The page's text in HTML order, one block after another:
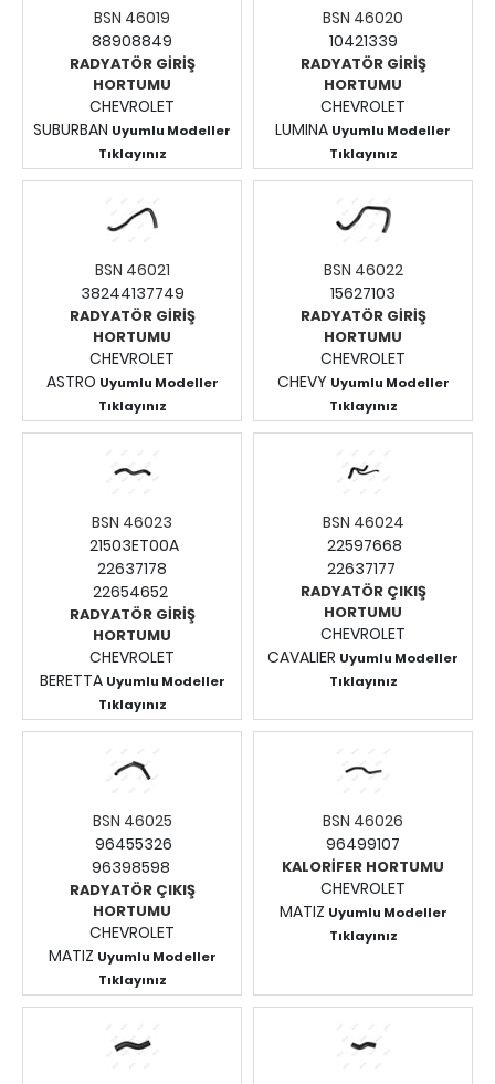
BSN 46019
88908849
RADYATÖR GİRİŞ
HORTUMU
CHEVROLET
SUBURBAN Uyumlu Modeller
Tıklayınız
Fiyatları Görmek İçin
Giriş Yapınız.
BSN 46020
10421339
RADYATÖR GİRİŞ
HORTUMU
CHEVROLET
LUMINA Uyumlu Modeller
Tıklayınız
Fiyatları Görmek İçin
Giriş Yapınız.
BSN 46021
38244137749
RADYATÖR GİRİŞ
HORTUMU
CHEVROLET
ASTRO Uyumlu Modeller
Tıklayınız
Fiyatları Görmek İçin
Giriş Yapınız.
BSN 46022
15627103
RADYATÖR GİRİŞ
HORTUMU
CHEVROLET
CHEVY Uyumlu Modeller
Tıklayınız
Fiyatları Görmek İçin
Giriş Yapınız.
BSN 46023
21503ET00A
22637178
22654652
RADYATÖR GİRİŞ
HORTUMU
CHEVROLET
BERETTA Uyumlu Modeller
Tıklayınız
Fiyatları Görmek İçin
Giriş Yapınız.
BSN 46024
22597668
22637177
RADYATÖR ÇIKIŞ
HORTUMU
CHEVROLET
CAVALIER Uyumlu Modeller
Tıklayınız
Giriş Yapınız.
BSN 46025
96455326
96398598
RADYATÖR ÇIKIŞ
HORTUMU
CHEVROLET
MATIZ Uyumlu Modeller
Tıklayınız
Fiyatları Görmek İçin
Giriş Yapınız.
BSN 46026
96499107
KALORİFER HORTUMU
CHEVROLET
MATIZ Uyumlu Modeller
Tıklayınız
Giriş Yapınız.